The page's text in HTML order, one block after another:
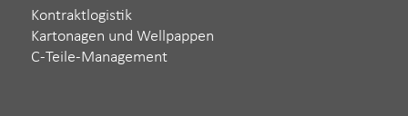
Kontraktlogistik
Kartonagen und Wellpappen
C-Teile-Management